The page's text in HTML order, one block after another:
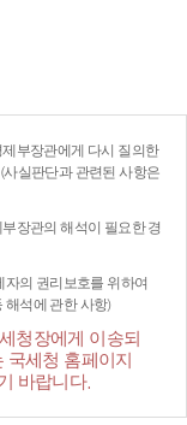
부장관에게 다시 질의한
실판단과 관련된 사항은
장관의 해석이 필요한 경
의 권리보호를 위하여
해석에 관한 사항)
청장에게 이송되
국세청 홈페이지
바랍니다.